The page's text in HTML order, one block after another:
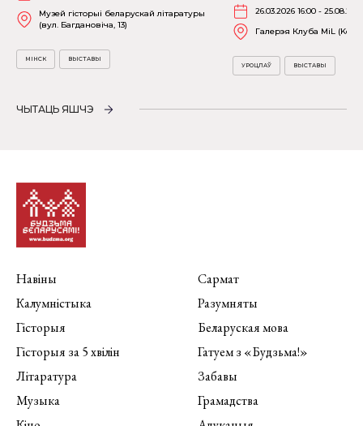
Музей гісторыі беларускай літаратуры
(вул. Багдановіча, 13)
МІНСК ВЫСТАВЫ
26.03.2026 16:00 -
Галерэя Клуба MiL
УРОЦЛАЎ ВЫСТАВЫ
ЧЫТАЦЬ ЯШЧЭ
Навіны
Калумністыка
Гісторыя
Гісторыя за 5 хвілін
Літаратура
Музыка
Сармат
Разумняты
Беларуская мова
Гатуем з «Будзьма!»
Забавы
Грамадства